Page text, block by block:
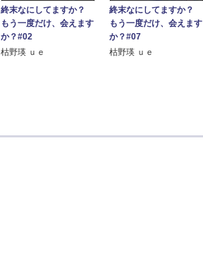
終末なにしてますか？
もう一度だけ、会えます
か？#02
枯野瑛 ｕｅ
終末なにしてますか？
もう一度だけ、会えます
か？#07
枯野瑛 ｕｅ